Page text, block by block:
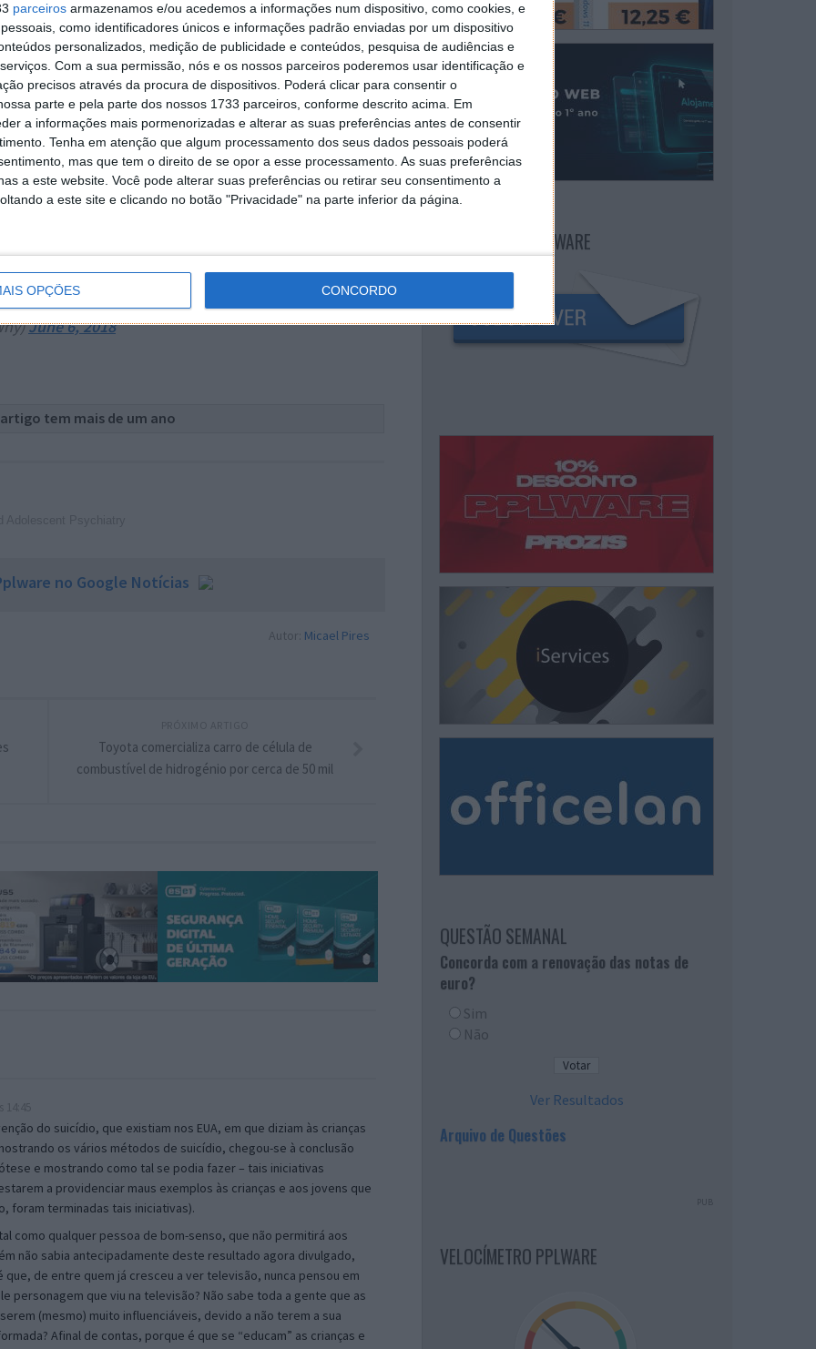
parceiros armazenamos e/ou acedemos a informações num dispositivo, como cookies, e
como identificadores únicos e informações padrão enviadas por um dispositivo
personalizados, medição de publicidade e conteúdos, pesquisa de audiências e
Com a sua permissão, nós e os nossos parceiros poderemos usar identificação e
precisos através da procura de dispositivos. Poderá clicar para consentir o
parte e pela parte dos nossos 1733 parceiros, conforme descrito acima. Em
a informações mais pormenorizadas e alterar as suas preferências antes de consentir
Tenha em atenção que algum processamento dos seus dados pessoais poderá
mas que tem o direito de se opor a esse processamento. As suas preferências
a este website. Você pode alterar suas preferências ou retirar seu consentimento a
a este site e clicando no botão "Privacidade" na parte inferior da página.
OPÇÕES CONCORDO
ainda alguns destaques positivos da série. De
a todos os episódios está mais propenso a ajudar
apurados. Perante a exibição de cenas de
alerta.
do foro psicológico
seusepisódiosestará mais sensível à temática.
quem apresentar tendênciassuicidas. Aliás, este foi
de toda a série da Netflix. Agora, vai a
se popular.
pic.twitter.com/B5brKfPGYZ
June 6, 2018
tem mais de um ano
no Google Notícias
Autor: Micael Pires
Toyota comercializa carro de célula de
combustível de hidrogénio por cerca de 50 mil
do suicídio, que existiam nos EUA, em que diziam às crianças
os vários métodos de suicídio, chegou-se à conclusão
e mostrando como tal se podia fazer – tais iniciativas
a providenciar maus exemplos às crianças e aos jovens que
foram terminadas tais iniciativas).
como qualquer pessoa de bom-senso, que não permitirá aos
não sabia antecipadamente deste resultado agora divulgado,
que, de entre quem já cresceu a ver televisão, nunca pensou em
personagem que viu na televisão? Não sabe toda a gente que as
(mesmo) muito influenciáveis, devido a não terem a sua
Afinal de contas, porque é que se “educam” as crianças e
NEWSLETTER PPLWARE
QUESTÃO SEMANAL
Concorda com a renovação das notas de
euro?
Sim
Não
Ver Resultados
Arquivo de Questões
PUB
VELOCÍMETRO PPLWARE